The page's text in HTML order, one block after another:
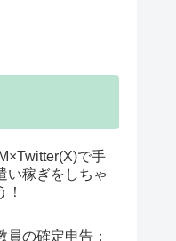
で手
い稼ぎをしちゃ
！
員の確定申告：